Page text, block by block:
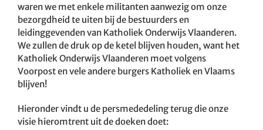
waren we met enkele militanten aanwezig om onze
bezorgdheid te uiten bij de bestuurders en
leidinggevenden van Katholiek Onderwijs Vlaanderen.
We zullen de druk op de ketel blijven houden, want het
Katholiek Onderwijs Vlaanderen moet volgens
Voorpost en vele andere burgers Katholiek en Vlaams
blijven!
Hieronder vindt u de persmededeling terug die onze
visie hieromtrent uit de doeken doet: